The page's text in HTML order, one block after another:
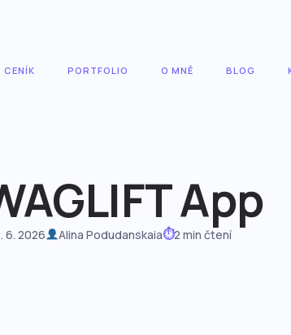
CENÍK PORTFOLIO O MNĚ BLOG
App
6. 2026 Alina Podudanskaia⏱2 min čtení